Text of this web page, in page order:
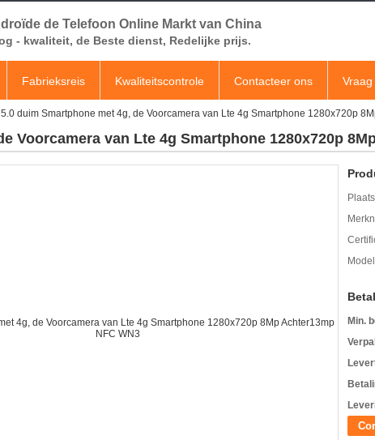
de Telefoon Online Markt van China
- kwaliteit, de Beste dienst, Redelijke prijs.
Fabrieksreis Kwaliteitscontrole Contacteer ons
5.0 duim Smartphone met 4g, de Voorcamera van Lte 4g Smartphone 1280x720p
Voorcamera van Lte 4g Smartphone 1280x720p
Min.